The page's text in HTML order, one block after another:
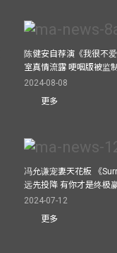
陈健安自荐演《我很不
室真情流露 哽咽版被监
2024-08-08
更多
冯允谦宠妻天花板 《
远先投降 有你才是终极
2024-07-12
更多